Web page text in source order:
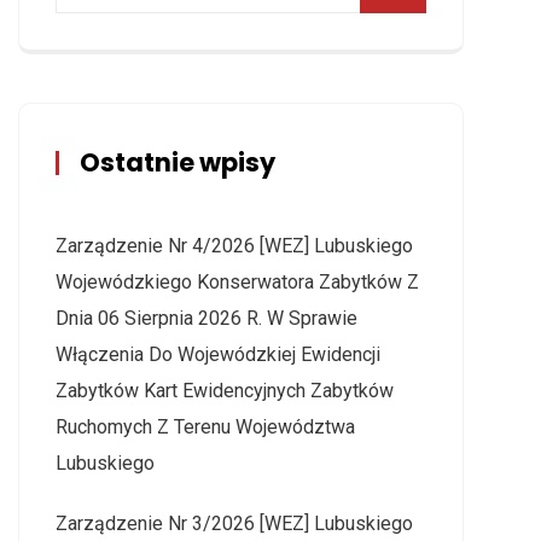
Ostatnie wpisy
Zarządzenie Nr 4/2026 [WEZ] Lubuskiego
Wojewódzkiego Konserwatora Zabytków Z
Dnia 06 Sierpnia 2026 R. W Sprawie
Włączenia Do Wojewódzkiej Ewidencji
Zabytków Kart Ewidencyjnych Zabytków
Ruchomych Z Terenu Województwa
Lubuskiego
Zarządzenie Nr 3/2026 [WEZ] Lubuskiego